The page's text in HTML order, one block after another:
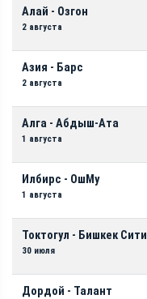
Алай - Озгон
2 августа
Азия - Барс
2 августа
Алга - Абдыш-Ата
1 августа
Илбирс - ОшМу
1 августа
Токтогул - Бишкек Сити
30 июля
Дордой - Талант